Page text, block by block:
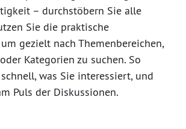
– durchstöbern Sie alle
Sie die praktische
gezielt nach Themenbereichen,
Kategorien zu suchen. So
was Sie interessiert, und
Puls der Diskussionen.